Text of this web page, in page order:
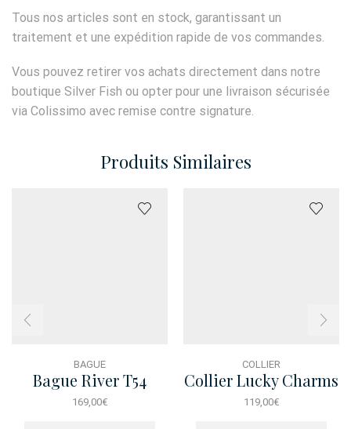
Tous nos articles sont en stock, garantissant un
traitement et une expédition rapide de vos commandes.
Vous pouvez retirer vos achats directement dans notre
boutique Silver Fish ou opter pour une livraison sécurisée
via Colissimo avec remise contre signature.
Produits Similaires
BAGUE
Bague River T54
169,00€
COLLIER
Collier Lucky Charms
Anguria
119,00€